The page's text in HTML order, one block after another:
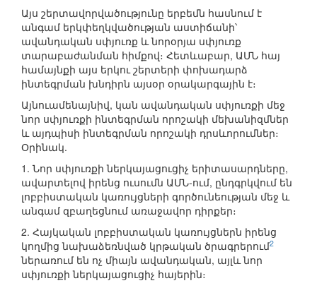
Այս շերտավորվածությունը երբեմն հասնում է
անգամ երկփեղկվածության աստիճանի՝
ավանդական սփյուռք և նորօրյա սփյուռք
տարաբաժանման հիմքով։ Հետևաբար, ԱՄՆ հայ
համայնքի այս երկու շերտերի փոխադարձ
ինտեգրման խնդիրն այսօր օրակարգային է։
Այնուամենայնիվ, կան ավանդական սփյուռքի մեջ
նոր սփյուռքի ինտեգրման որոշակի մեխանիզմներ
և այդպիսի ինտեգրման որոշակի դրսևորումներ։
Օրինակ.
1. Նոր սփյուռքի ներկայացուցիչ երիտասարդները,
ավարտելով իրենց ուսումն ԱՄՆ-ում, ընդգրկվում են
լոբբիստական կառույցների գործունեության մեջ և
անգամ զբաղեցնում առաջավոր դիրքեր։
2. Հայկական լոբբիստական կառույցներն իրենց
կողմից նախաձեռնված կրթական ծրագրերում2
ներառում են ոչ միայն ավանդական, այլև նոր
սփյուռքի ներկայացուցիչ հայերին։